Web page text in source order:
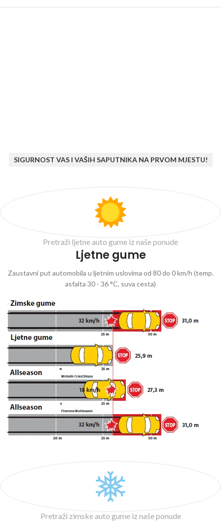
SIGURNOST VAS I VAŠIH SAPUTNIKA NA PRVOM MJESTU!
Pretraži ljetne auto gume iz naše ponude
Ljetne gume
Zaustavni put automobila u ljetnim uslovima od 80 do 0 km/h (temp.
asfalta 30 - 36 °C, suva cesta)
Pretraži zimske auto gume iz naše ponude